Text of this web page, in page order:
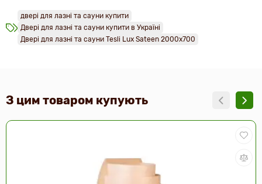
двері для лазні та сауни купити
Двері для лазні та сауни купити в Україні
Двері для лазні та сауни Tesli Lux Sateen 2000х700
З цим товаром купують